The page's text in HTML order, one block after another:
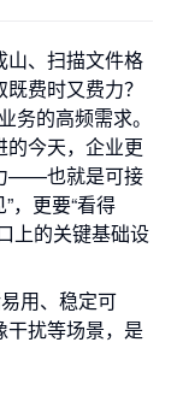
山、扫描文件格
费时又费力？
务的高频需求。
今天，企业更
——也就是可接
，更要“看得
上的关键基础设
用、稳定可
扰等场景，是